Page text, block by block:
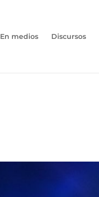
En medios Discursos